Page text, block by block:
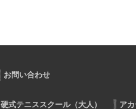
お問い合わせ
硬式テニススクール（大人） ア